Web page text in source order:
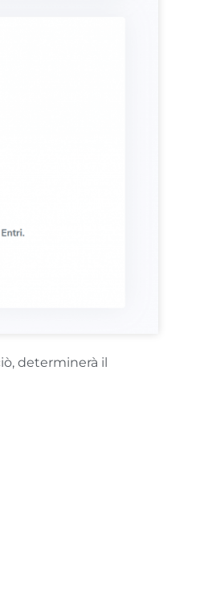
determinerà il